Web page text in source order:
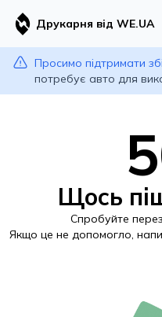
Друкарня від WE.UA
Просимо підтримати
потребує авто для
Щось
Спробуйте
Якщо це не допомогло,